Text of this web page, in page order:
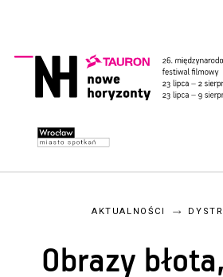
AKTUALNOŚCI
Obrazy